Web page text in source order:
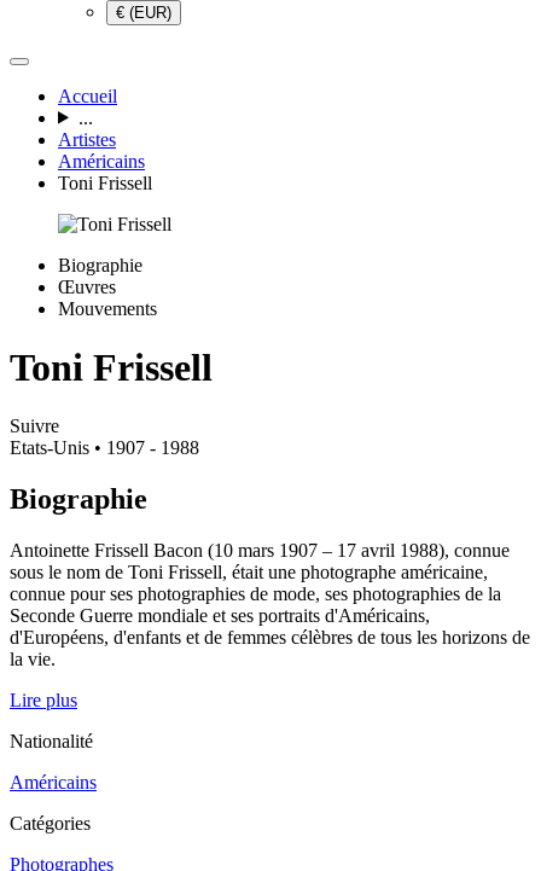
€ (EUR)
Accueil
...
Artistes
Américains
Toni Frissell
Biographie
Œuvres
Mouvements
Toni Frissell
Suivre
Etats-Unis • 1907 - 1988
Biographie
Antoinette Frissell Bacon (10 mars 1907 – 17 avril 1988), connue
sous le nom de Toni Frissell, était une photographe américaine,
connue pour ses photographies de mode, ses photographies de la
Seconde Guerre mondiale et ses portraits d'Américains,
d'Européens, d'enfants et de femmes célèbres de tous les horizons de
la vie.
Lire plus
Nationalité
Américains
Catégories
Photographes